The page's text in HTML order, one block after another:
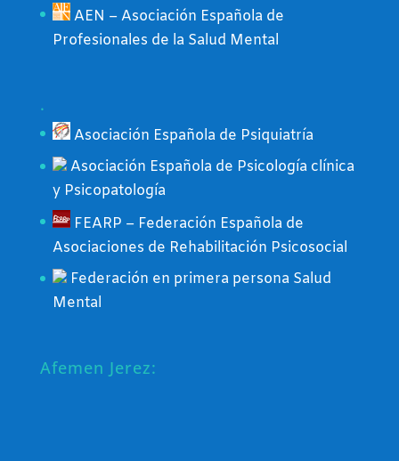
AEN – Asociación Española de
Profesionales de la Salud Mental
.
Asociación Española de Psiquiatría
Asociación Española de Psicología clínica
y Psicopatología
FEARP – Federación Española de
Asociaciones de Rehabilitación Psicosocial
Federación en primera persona Salud
Mental
Afemen Jerez: